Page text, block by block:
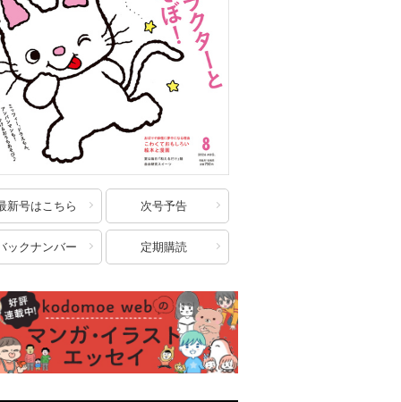
新号はこちら 次号予告
ックナンバー 定期購読